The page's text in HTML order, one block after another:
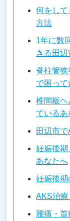
何をして
方法
1年に数
きる田
脊柱管
で困っ
椎間板ヘ
ているあ
田辺市
妊娠後期
あなたへ
妊娠後期
AKS治療
腰痛・